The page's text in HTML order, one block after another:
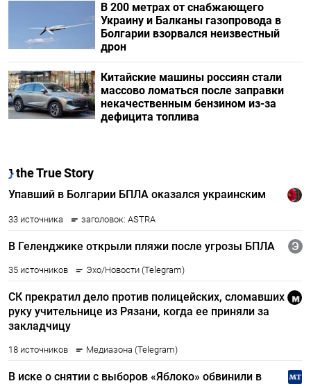
В 200 метрах от снабжающего
Украину и Балканы газопровода в
Болгарии взорвался неизвестный
дрон
Китайские машины россиян стали
массово ломаться после заправки
некачественным бензином из-за
дефицита топлива